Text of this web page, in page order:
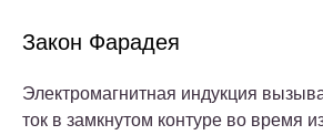
Закон Фарадея
Электромагнитная индукция
ток в замкнутом контуре во время